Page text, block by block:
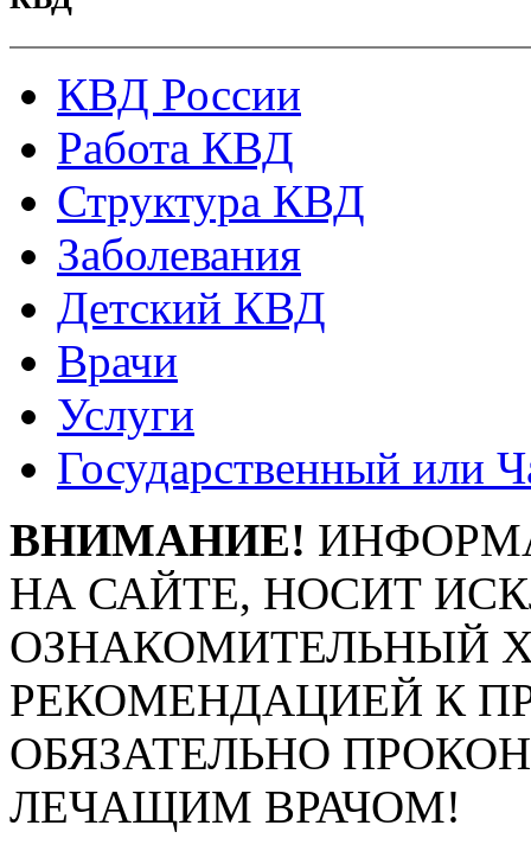
КВД России
Работа КВД
Структура КВД
Заболевания
Детский КВД
Врачи
Услуги
Государственный или
ВНИМАНИЕ!
НА САЙТЕ, НОСИТ
ОЗНАКОМИТЕЛЬНЫЙ
РЕКОМЕНДАЦИЕЙ К
ОБЯЗАТЕЛЬНО
ЛЕЧАЩИМ ВРАЧОМ!